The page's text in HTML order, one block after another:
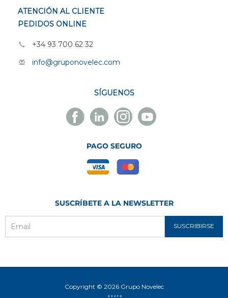
ATENCIÓN AL CLIENTE
PEDIDOS ONLINE
+34 93 700 62 32
info@gruponovelec.com
SÍGUENOS
Facebook
Novelec
Linkedin
Novelec
Instagram
Novelec
Youtube
Novelec
PAGO SEGURO
SUSCRÍBETE A LA NEWSLETTER
SUSCRIBIRSE
Copyright © 2026 Grupo Novelec